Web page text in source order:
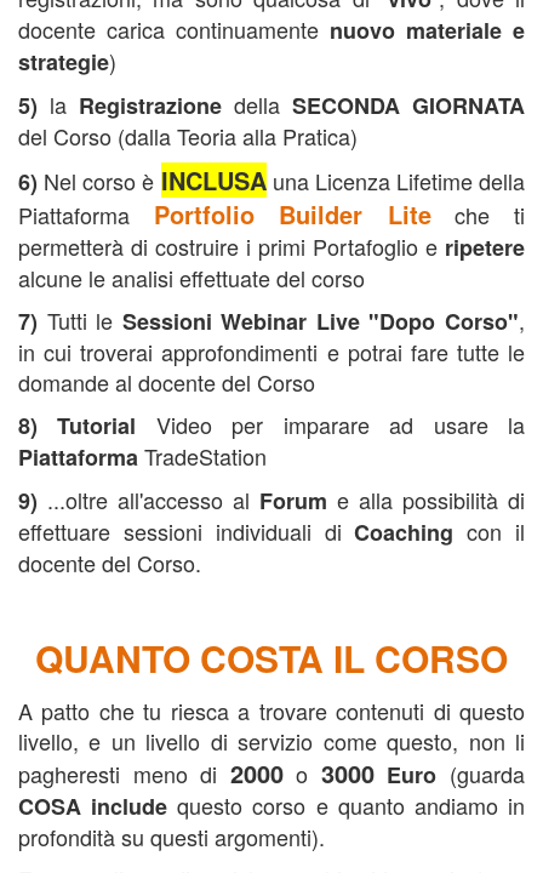
docente carica continuamente nuovo materiale e
strategie)
5) la Registrazione della SECONDA GIORNATA
del Corso (dalla Teoria alla Pratica)
6) Nel corso è INCLUSAuna Licenza Lifetime della
Piattaforma Portfolio Builder Liteche ti
permetterà di costruire i primi Portafoglio e ripetere
alcune le analisi effettuate del corso
7) Tutti le Sessioni Webinar Live "Dopo Corso",
in cui troverai approfondimenti e potrai fare tutte le
domande al docente del Corso
8)
Tutorial Video per imparare ad usare la
PiattaformaTradeStation
9) ...oltre all'accesso al Forum e alla possibilità di
effettuare sessioni individuali di Coachingcon il
docente del Corso.
QUANTO COSTA IL CORSO
A patto che tu riesca a trovare contenuti di questo
livello, e un livello di servizio come questo, non li
pagheresti meno di 2000 o 3000Euro (guarda
COSA include questo corso e quanto andiamo in
profondità su questi argomenti).